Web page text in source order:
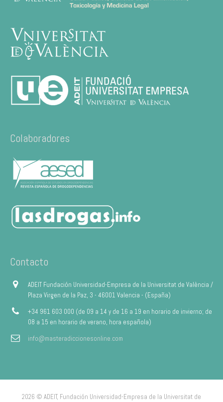
Colaboradores
Contacto
ADEIT Fundación Universidad-Empresa de la Universitat de València /
Plaza Virgen de la Paz, 3 - 46001 Valencia - (España)
+34 961 603 000 (de 09 a 14 y de 16 a 19 en horario de invierno; de
08 a 15 en horario de verano, hora española)
info@masteradiccionesonline.com
2026 © ADEIT, Fundación Universidad-Empresa de la Universitat de